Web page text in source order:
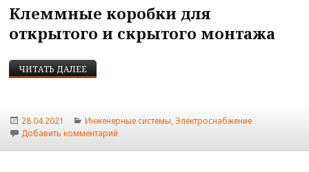
Клеммные коробки для
открытого и скрытого монтажа
ЧИТАТЬ ДАЛЕЕРАСПРЕДЕЛИТЕЛЬНЫЕ КОРОБКИ ДЛЯ МОНТАЖА
Опубликовано
28.04.2021 Рубрики
Инженерные системы,Электроснабжение
Добавить комментарий